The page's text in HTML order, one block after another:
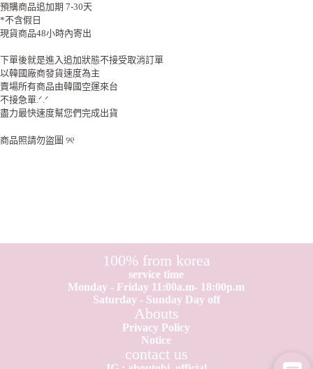
預購商品追加期 7-30天
*不含假日
現貨商品48小時內寄出
下單後就是進入追加狀態不接受取消訂單
以韓國廠商發貨速度為主
賣場所有商品由韓國空運來台
不接急單.ᐟ.ᐟ
盡力最快速度幫您們完成出貨
商品照請勿盜圖 ୨୧
100% from korea
service time
Monday - Friday 11:00a.m- 18:00p.m
Saturday - Sunday Day off
Abouts
Privacy Policy
Notice
contact us